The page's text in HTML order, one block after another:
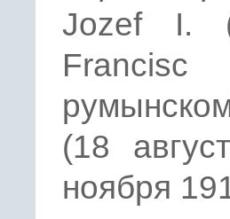
Jozef I.
(18
ноября